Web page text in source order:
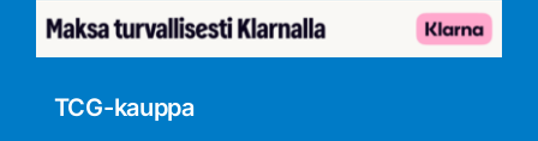
TCG-kauppa